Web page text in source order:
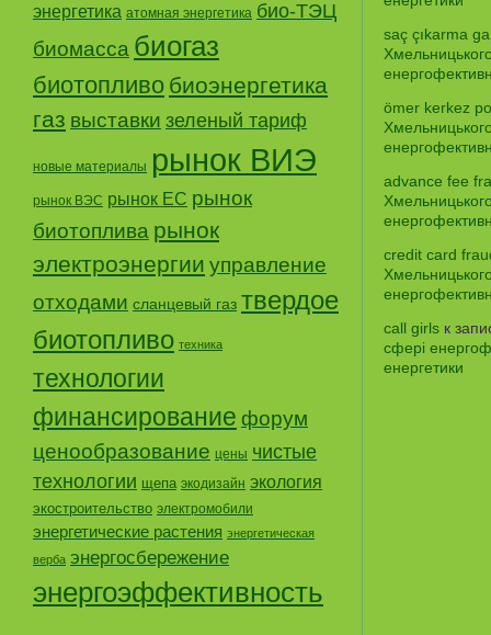
энергетика атомная энергетика био-ТЭЦ
биомасса биогаз
биотопливо биоэнергетика
газ выставки зеленый тариф
новые материалы рынок ВИЭ
рынок ВЭС рынок ЕС рынок
биотоплива рынок
электроэнергии управление
отходами сланцевый газ твердое
биотопливо техника
технологии
финансирование форум
ценообразование цены чистые
технологии щепа экодизайн экология
экостроительство электромобили
энергетические растения энергетическая
верба энергосбережение
энергоэффективность
saç çıkarma
ömer kerkez
advance fee
credit card
call girls к
сфері
енергетики